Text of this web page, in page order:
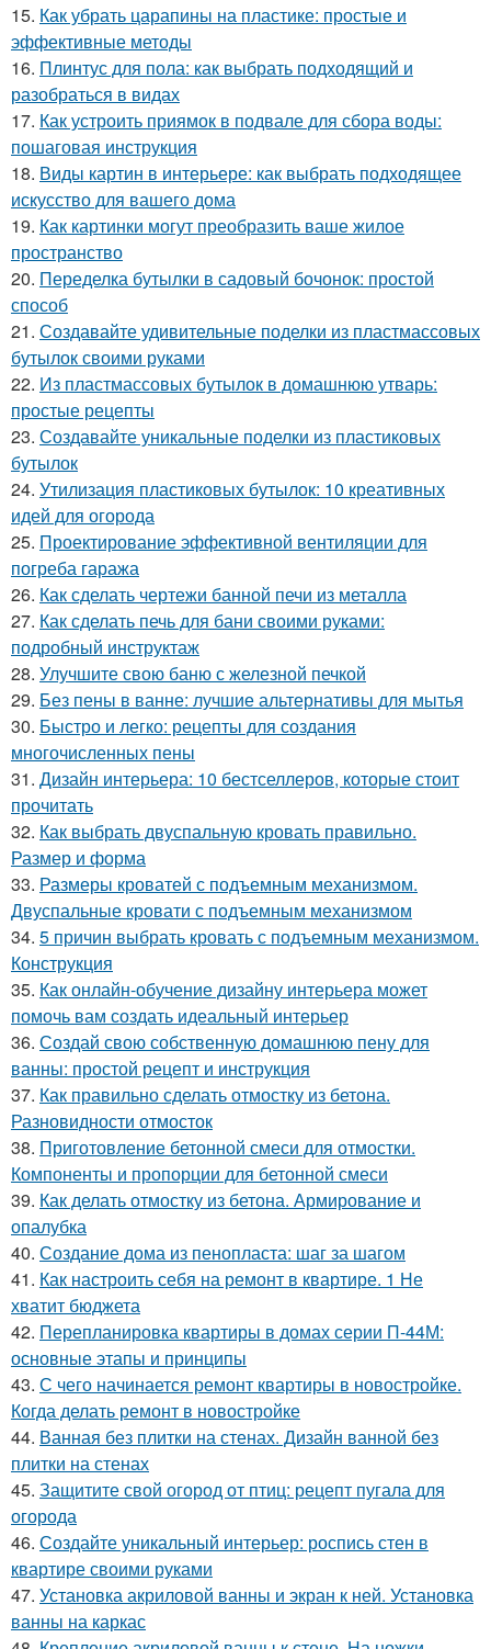
15. Как убрать царапины на пластике: простые и
эффективные методы
16. Плинтус для пола: как выбрать подходящий и
разобраться в видах
17. Как устроить приямок в подвале для сбора воды:
пошаговая инструкция
18. Виды картин в интерьере: как выбрать подходящее
искусство для вашего дома
19. Как картинки могут преобразить ваше жилое
пространство
20. Переделка бутылки в садовый бочонок: простой
способ
21. Создавайте удивительные поделки из пластмассовых
бутылок своими руками
22. Из пластмассовых бутылок в домашнюю утварь:
простые рецепты
23. Создавайте уникальные поделки из пластиковых
бутылок
24. Утилизация пластиковых бутылок: 10 креативных
идей для огорода
25. Проектирование эффективной вентиляции для
погреба гаража
26. Как сделать чертежи банной печи из металла
27. Как сделать печь для бани своими руками:
подробный инструктаж
28. Улучшите свою баню с железной печкой
29. Без пены в ванне: лучшие альтернативы для мытья
30. Быстро и легко: рецепты для создания
многочисленных пены
31. Дизайн интерьера: 10 бестселлеров, которые стоит
прочитать
32. Как выбрать двуспальную кровать правильно.
Размер и форма
33. Размеры кроватей с подъемным механизмом.
Двуспальные кровати с подъемным механизмом
34. 5 причин выбрать кровать с подъемным механизмом.
Конструкция
35. Как онлайн-обучение дизайну интерьера может
помочь вам создать идеальный интерьер
36. Создай свою собственную домашнюю пену для
ванны: простой рецепт и инструкция
37. Как правильно сделать отмостку из бетона.
Разновидности отмосток
38. Приготовление бетонной смеси для отмостки.
Компоненты и пропорции для бетонной смеси
39. Как делать отмостку из бетона. Армирование и
опалубка
40. Создание дома из пенопласта: шаг за шагом
41. Как настроить себя на ремонт в квартире. 1 Не
хватит бюджета
42. Перепланировка квартиры в домах серии П-44М:
основные этапы и принципы
43. С чего начинается ремонт квартиры в новостройке.
Когда делать ремонт в новостройке
44. Ванная без плитки на стенах. Дизайн ванной без
плитки на стенах
45. Защитите свой огород от птиц: рецепт пугала для
огорода
46. Создайте уникальный интерьер: роспись стен в
квартире своими руками
47. Установка акриловой ванны и экран к ней. Установка
ванны на каркас